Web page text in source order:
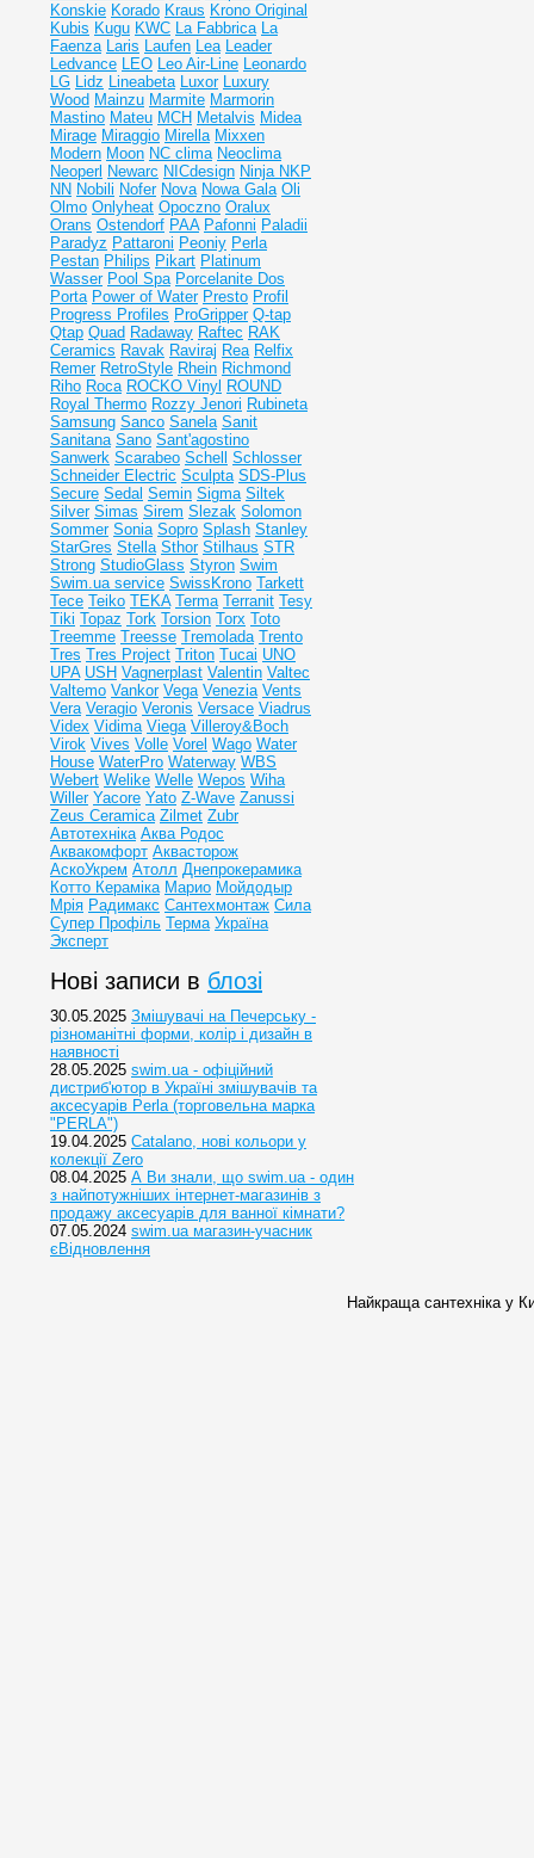
Konskie Korado Kraus Krono Original
Kubis Kugu KWC La Fabbrica La
Faenza Laris Laufen Lea Leader
Ledvance LEO Leo Air-Line Leonardo
LG Lidz Lineabeta Luxor Luxury
Wood Mainzu Marmite Marmorin
Mastino Mateu MCH Metalvis Midea
Mirage Miraggio Mirella Mixxen
Modern Moon NC clima Neoclima
Neoperl Newarc NICdesign Ninja NKP
NN Nobili Nofer Nova Nowa Gala Oli
Olmo Onlyheat Opoczno Oralux
Orans Ostendorf PAA Pafonni Paladii
Paradyz Pattaroni Peoniy Perla
Pestan Philips Pikart Platinum
Wasser Pool Spa Porcelanite Dos
Porta Power of Water Presto Profil
Progress Profiles ProGripper Q-tap
Qtap Quad Radaway Raftec RAK
Ceramics Ravak Raviraj Rea Relfix
Remer RetroStyle Rhein Richmond
Riho Roca ROCKO Vinyl ROUND
Royal Thermo Rozzy Jenori Rubineta
Samsung Sanco Sanela Sanit
Sanitana Sano Sant'agostino
Sanwerk Scarabeo Schell
Schlosser
Schneider Electric Sculpta SDS-Plus
Secure Sedal Semin Sigma Siltek
Silver Simas Sirem Slezak Solomon
Sommer Sonia Sopro Splash Stanley
StarGres Stella Sthor Stilhaus STR
Strong StudioGlass Styron Swim
Swim.ua service SwissKrono Tarkett
Tece Teiko TEKA Terma Terranit Tesy
Tiki Topaz Tork Torsion Torx Toto
Treemme Treesse Tremolada Trento
Tres Tres Project Triton Tucai UNO
UPA USH Vagnerplast Valentin Valtec
Valtemo Vankor Vega Venezia Vents
Vera Veragio Veronis Versace Viadrus
Videx Vidima Viega Villeroy&Boch
Virok Vives Volle Vorel Wago Water
House WaterPro Waterway WBS
Webert Welike Welle Wepos Wiha
Willer Yacore Yato Z-Wave Zanussi
Zeus Ceramica Zilmet Zubr
Автотехніка Аква Родос
Аквакомфорт Аквасторож
АскоУкрем Атолл Днепрокерамика
Котто Кераміка Марио Мойдодыр
Мрія Радимакс Сантехмонтаж Сила
Супер Профіль Терма Україна
Эксперт
Нові записи в блозі
30.05.2025 Змішувачі на Печерську -
різноманітні форми, колір і дизайн в
наявності
28.05.2025 swim.ua - офіційний
дистриб'ютор в Україні змішувачів та
аксесуарів Perla (торговельна марка
"PERLA")
19.04.2025 Catalano, нові кольори у
колекції Zero
08.04.2025 А Ви знали, що swim.ua - один
з найпотужніших інтернет-магазинів з
продажу аксесуарів для ванної кімнати?
07.05.2024 swim.ua магазин-учасник
єВідновлення
Найкраща сантехніка у